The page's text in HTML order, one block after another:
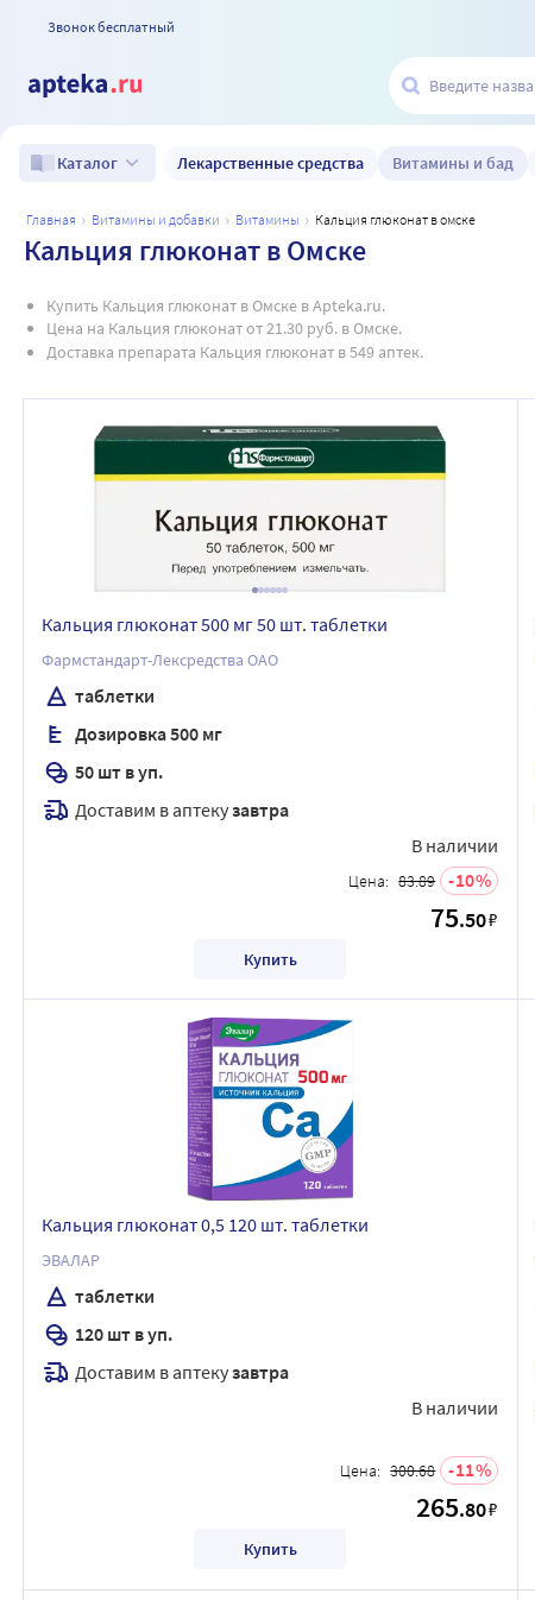
Звонок бесплатный
Каталог Лекарственные средства Витамины и бад
главная витамины и добавки витамины кальция глюконат в омске
Кальция глюконат в Омске
Купить Кальция глюконат в Омске в Apteka.ru.
Цена на Кальция глюконат от 21.30 руб. в Омске.
Доставка препарата Кальция глюконат в 549 аптек.
Кальция глюконат 500 мг 50 шт. таблетки
Фармстандарт-Лексредства ОАО
таблетки
Дозировка 500 мг
50 шт в уп.
Доставим в аптекузавтра
В наличии
Цена: 83.89 10
75.50₽
Купить
Кальция глюконат 0,5 120 шт. таблетки
ЭВАЛАР
таблетки
120 шт в уп.
Доставим в аптекузавтра
В наличии
Цена: 300.68 11
265.80₽
Купить